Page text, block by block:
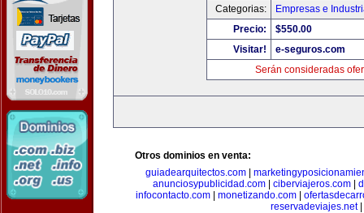
Categorias:
Empresas e
Precio:
$550.00
Visitar!
e-seguros.com
Serán consideradas
Otros dominios en venta:
guiadearquitectos.com
anunciosypublicidad.com| ciberviajeros.com|
infocontacto.com
monetizando.com
reservadeviajes.net|